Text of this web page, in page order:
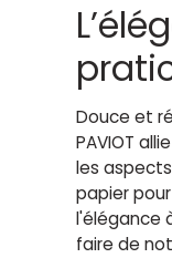
Douce et
PAVIOT
les
papier
l'élégance
faire de